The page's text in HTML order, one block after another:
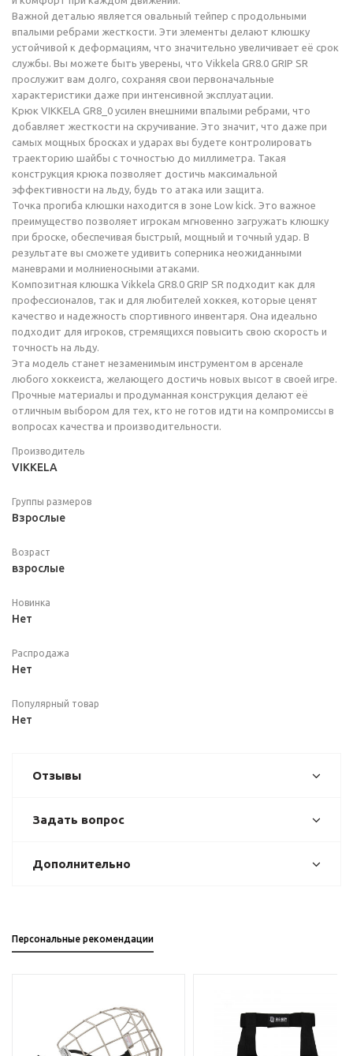
Важной деталью является овальный тейпер с продольными
впалыми ребрами жесткости. Эти элементы делают клюшку
устойчивой к деформациям, что значительно увеличивает её срок
службы. Вы можете быть уверены, что Vikkela GR8.0 GRIP SR
прослужит вам долго, сохраняя свои первоначальные
характеристики даже при интенсивной эксплуатации.
Крюк VIKKELA GR8_0 усилен внешними впалыми ребрами, что
добавляет жесткости на скручивание. Это значит, что даже при
самых мощных бросках и ударах вы будете контролировать
траекторию шайбы с точностью до миллиметра. Такая
конструкция крюка позволяет достичь максимальной
эффективности на льду, будь то атака или защита.
Точка прогиба клюшки находится в зоне Low kick. Это важное
преимущество позволяет игрокам мгновенно загружать клюшку
при броске, обеспечивая быстрый, мощный и точный удар. В
результате вы сможете удивить соперника неожиданными
маневрами и молниеносными атаками.
Композитная клюшка Vikkela GR8.0 GRIP SR подходит как для
профессионалов, так и для любителей хоккея, которые ценят
качество и надежность спортивного инвентаря. Она идеально
подходит для игроков, стремящихся повысить свою скорость и
точность на льду.
Эта модель станет незаменимым инструментом в арсенале
любого хоккеиста, желающего достичь новых высот в своей игре.
Прочные материалы и продуманная конструкция делают её
отличным выбором для тех, кто не готов идти на компромиссы в
вопросах качества и производительности.
Производитель
VIKKELA
Группы размеров
Взрослые
Возраст
взрослые
Новинка
Нет
Распродажа
Нет
Популярный товар
Нет
Отзывы
Задать вопрос
Дополнительно
Персональные рекомендации